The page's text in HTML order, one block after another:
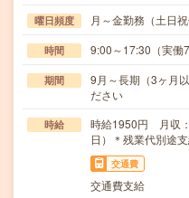
曜日頻度 月～金勤務（土日祝
時間 9:00～17:30（実働
期間
9月～長期（3ヶ月
ださい
時給
時給1950円 月収
日）＊残業代別途
交通費
交通費支給